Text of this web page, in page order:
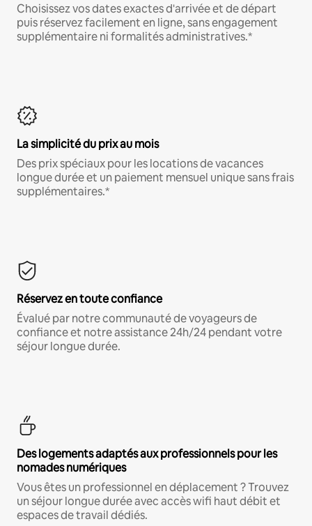
Choisissez vos dates exactes d'arrivée et de départ
puis réservez facilement en ligne, sans engagement
supplémentaire ni formalités administratives.*
La simplicité du prix au mois
Des prix spéciaux pour les locations de vacances
longue durée et un paiement mensuel unique sans frais
supplémentaires.*
Réservez en toute confiance
Évalué par notre communauté de voyageurs de
confiance et notre assistance 24h/24 pendant votre
séjour longue durée.
Des logements adaptés aux professionnels pour les
nomades numériques
Vous êtes un professionnel en déplacement ? Trouvez
un séjour longue durée avec accès wifi haut débit et
espaces de travail dédiés.